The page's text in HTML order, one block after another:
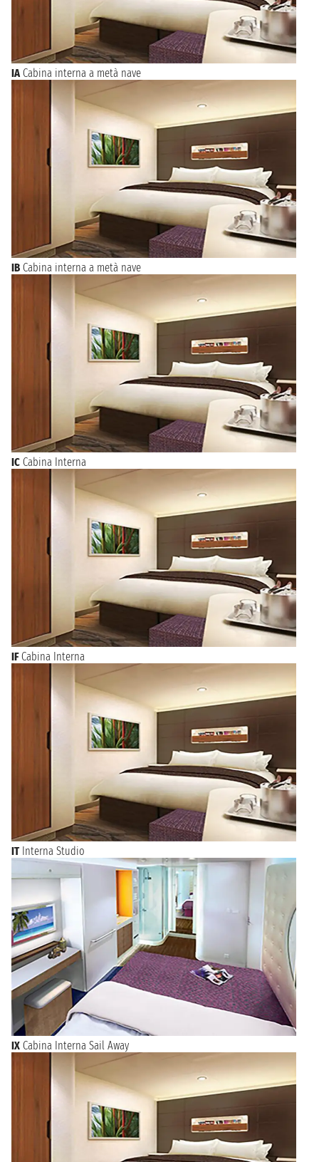
IA Cabina interna a metà nave
IB Cabina interna a metà nave
IC Cabina Interna
IF Cabina Interna
IT Interna Studio
IX Cabina Interna Sail Away